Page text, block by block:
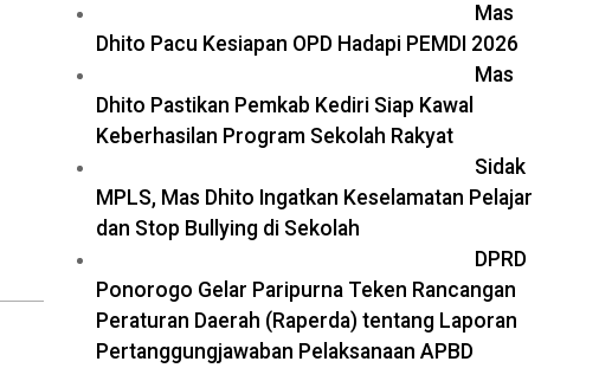
Mas
Dhito Pacu Kesiapan OPD Hadapi PEMDI 2026
Mas
Dhito Pastikan Pemkab Kediri Siap Kawal
Keberhasilan Program Sekolah Rakyat
Sidak
MPLS, Mas Dhito Ingatkan Keselamatan Pelajar
dan Stop Bullying di Sekolah
DPRD
Ponorogo Gelar Paripurna Teken Rancangan
Peraturan Daerah (Raperda) tentang Laporan
Pertanggungjawaban Pelaksanaan APBD